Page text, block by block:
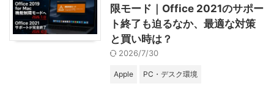
限モード｜Office 2021のサポー
ト終了も迫るなか、最適な対策
と買い時は？
2026/7/30
Apple PC・デスク環境